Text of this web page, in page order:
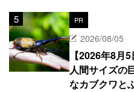
PR
2026/08/05
【2026年8月
人間サイズの
なカブクワと